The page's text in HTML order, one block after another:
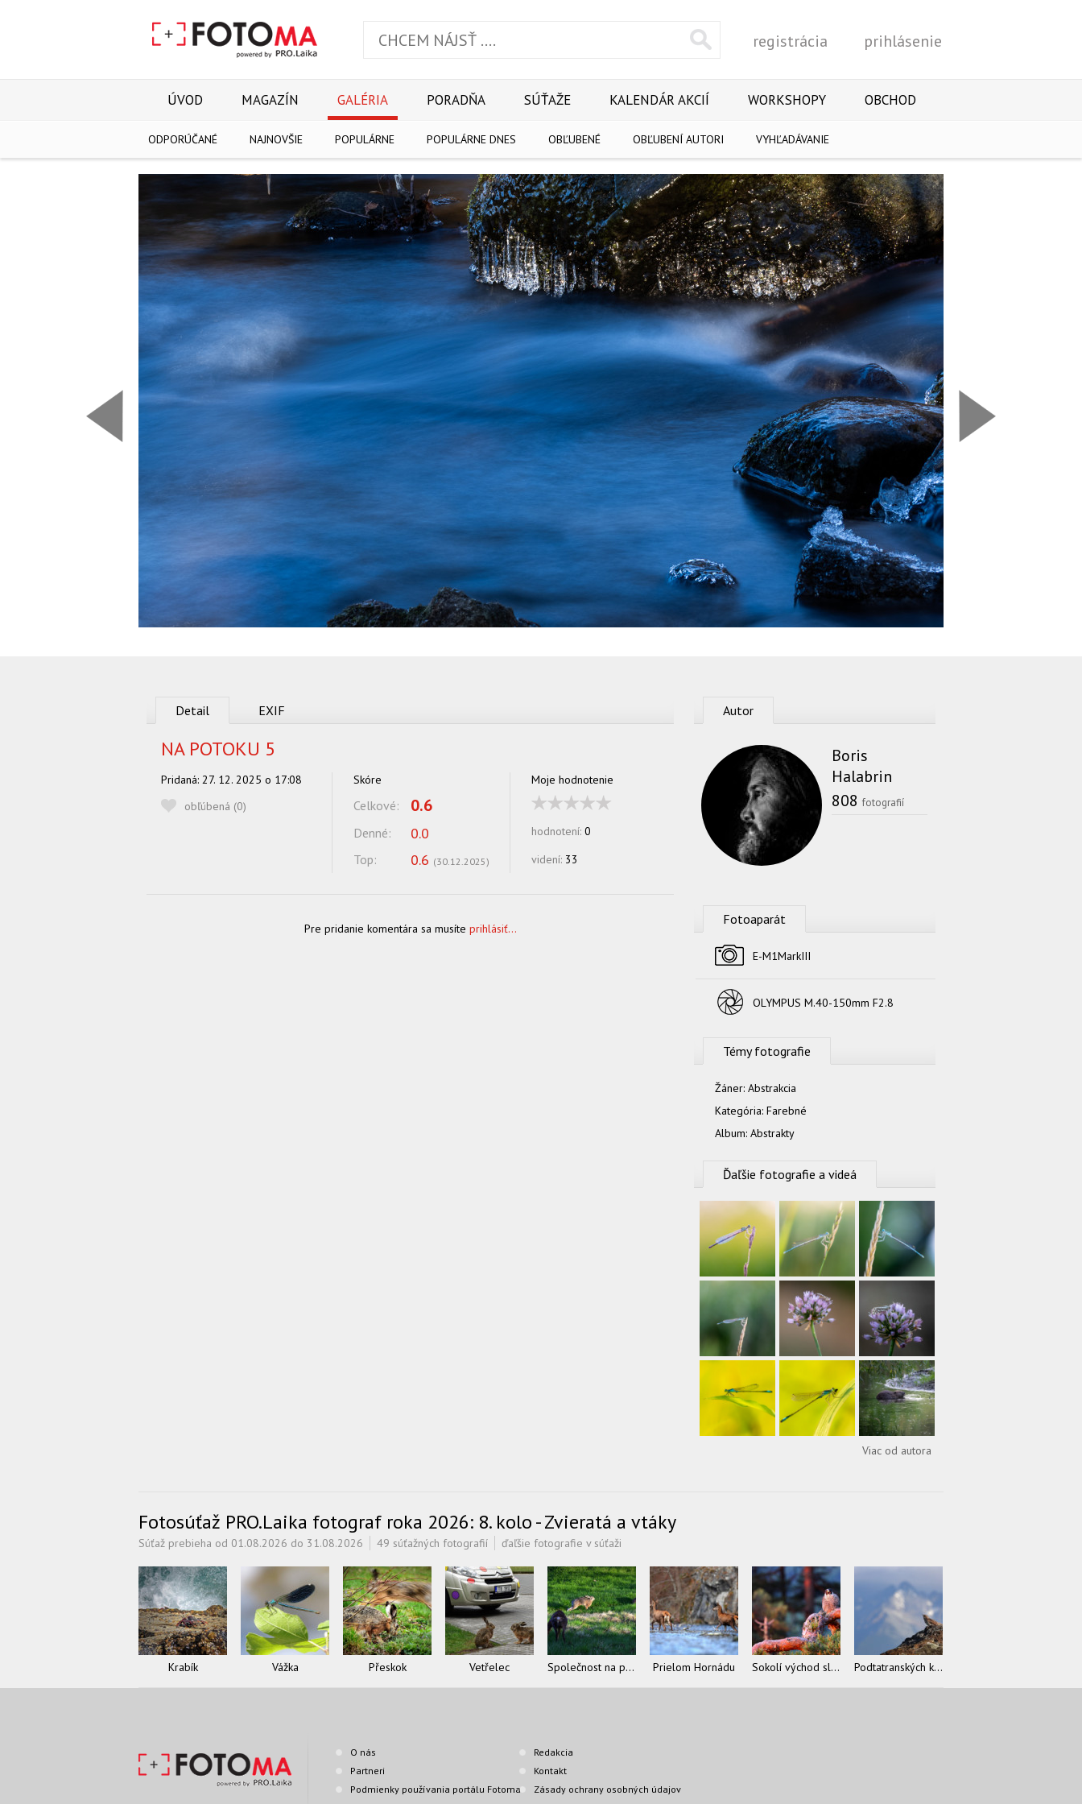
Vyhľadať
registrácia prihlásenie
ÚVOD MAGAZÍN GALÉRIA
ODPORÚČANÉ NAJNOVŠIE POPULÁRNE POPULÁRNE DNES OBĽUBENÉ OBĽUBENÍ AUTORI VYHĽADÁVANIE
PORADŇA SÚŤAŽE KALENDÁR AKCIÍ WORKSHOPY OBCHOD
Predchádzajúca
Detail EXIF
NA POTOKU 5
Pridaná: 27. 12. 2025 o 17:08
obľúbená (0)
Skóre
Celkové: 0.6
Denné: 0.0
Top: 0.6 (30.12.2025)
Moje hodnotenie
hodnotení: 0
videní: 33
Pre pridanie komentára sa musíte prihlásiť...
Autor
Boris
Halabrin
808 fotografií
Fotoaparát
E-M1MarkIII
OLYMPUS M.40-150mm F2.8
Témy fotografie
Žáner: Abstrakcia
Kategória: Farebné
Album: Abstrakty
Ďaľšie fotografie a videá
Viac od autora
Fotosúťaž PRO.Laika fotograf roka 2026: 8. kolo - Zvieratá a vtáky
Súťaž prebieha od 01.08.2026 do 31.08.2026 49 súťažných fotografií ďaľšie fotografie v súťaži
Krabík Vážka Přeskok Vetřelec Společnost na pastvě Prielom Hornádu Sokolí východ slnka Podtatranských krutohlav
O nás
Redakcia
Partneri
Kontakt
Podmienky používania portálu Fotoma
Zásady ochrany osobných údajov